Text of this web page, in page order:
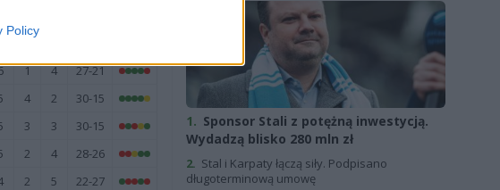
Policy
1 4 27-21
4 2 30-15
3 3 30-15
2 4 28-26
2 5 22-27
1. Sponsor Stali z potężną inwestycją.
Wydadzą blisko 280 mln zł
2. Stal i Karpaty łączą siły. Podpisano
długoterminową umowę